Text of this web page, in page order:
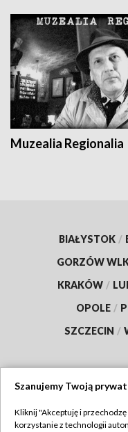
Muzealia Regionalia
BIAŁYSTOK /
GORZÓW
KRAKÓW /
OPOLE /
SZCZECIN /
Szanujemy Twoją
Kliknij "Akceptuję i
korzystanie z technologii